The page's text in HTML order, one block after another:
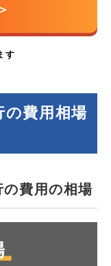
費用相場
費用の相場